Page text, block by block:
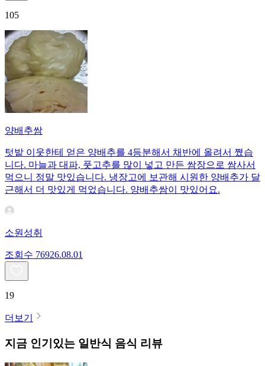
105
양배추쌈
텃밭 이웃한테 얻은 양배추를 4등분해서 채반에 올려서 쪘습
니다. 마늘과 대파, 풋고추를 많이 넣고 만든 쌈장으로 쌈사서
먹으니 정말 맛있습니다. 냉장고에 보관해 시원한 양배추가 달
근해서 더 맛있게 먹었습니다. 양배추쌈이 맛있어요.
소원성취
조회수 76926.08.01
19
더보기
지금 인기있는 일반식 음식 리뷰